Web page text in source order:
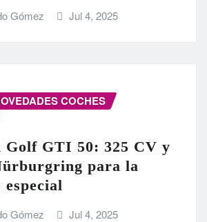
Gómez Jul 4, 2025
COCHES
Golf GTI 50: 325 CV y
para la
especial
Gómez Jul 4, 2025